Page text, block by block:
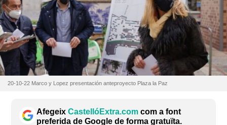
20-10-22 Marco y Lopez presentación anteproyecto Plaza la Paz
Afegeix CastellóExtra.com com a font
preferida de Google de forma gratuïta.